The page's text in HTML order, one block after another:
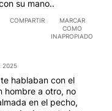
su mano..
COMPARTIR
MARCAR
COMO
INAPROPIADO
2025
hablaban con el
hombre a otro, no
en el pecho,